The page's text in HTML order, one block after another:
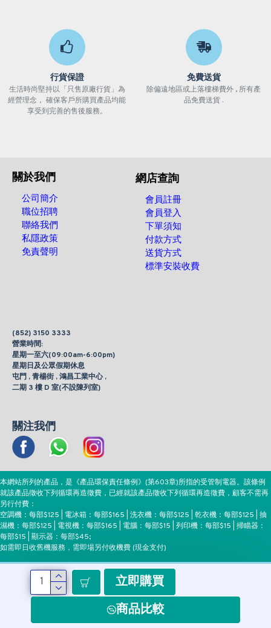
立即購買
商品比較
行貨保證
生活時尚堅持以「只售原廠行貨」為
經營理念， 確保客戶所購買產品均能
享受到完善的售後服務。
免費送貨
除偏遠地區或上落樓梯費外 , 所有產
品免費送貨 .
關於我們
公司簡介
職位招聘
聯絡我們
私隱政策
免責聲明
網店查詢
會員註冊
會員登入
下單須知
付款方式
送貨方式
標準安裝收費
(852) 3150 3333
營業時間:
星期一至六(09:00am-6:00pm)
星期日及公眾假期休息
屯門 , 青楊街 , 鴻昌工業中心 ,
二期 3 樓 D 室(不設陳列室)
關注我們
本網站所列的產品，是《產品環保責任條例》(第603章)所指的受管制電器。該條例
就該產品徵收下列循環再造徵費，已經就該產品徵收下列循環再造徵費，顧客不需再
另行付費：
空調機：每部$125 | 電冰箱：每部$165 | 洗衣機：每部$125 | 乾衣機：每部$125 | 抽
濕機：每部$125 | 電視機：每部$165 | 電腦：每部$15 | 列印機：每部$15 | 掃瞄器：
每部$15 | 顯示器：每部$45;
如需即日收舊機服務，需即場另付收機費 (現金支付)